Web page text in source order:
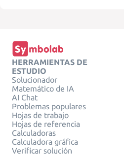
HERRAMIENTAS DE
ESTUDIO
Solucionador
Matemático de IA
AI Chat
Problemas populares
Hojas de trabajo
Hojas de referencia
Calculadoras
Calculadora gráfica
Verificar solución